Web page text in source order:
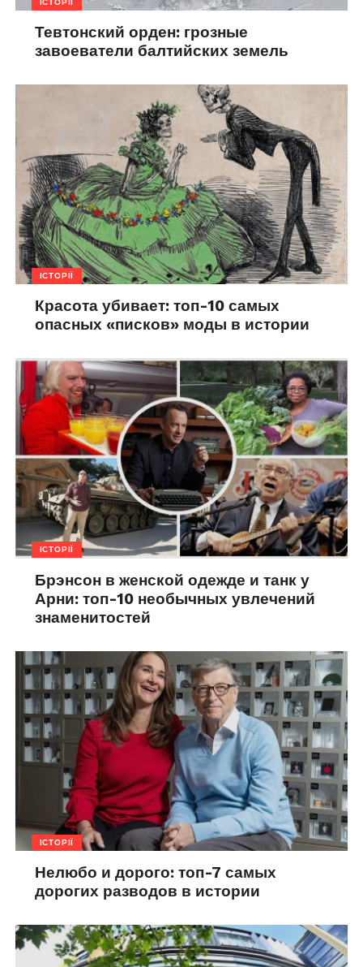
Тевтонский орден: грозные
завоеватели балтийских земель
ІСТОРІЇ
Красота убивает: топ-10 самых
опасных «писков» моды в истории
ІСТОРІЇ
Брэнсон в женской одежде и танк у
Арни: топ-10 необычных увлечений
знаменитостей
ІСТОРІЇ
Нелюбо и дорого: топ-7 самых
дорогих разводов в истории